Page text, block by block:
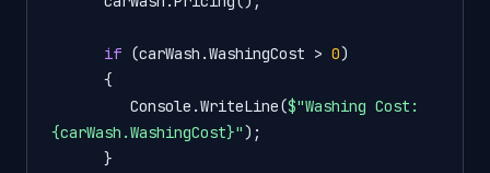
if (carWash.WashingCost > 0)
         Console.WriteLine(
{carWash.WashingCost}");